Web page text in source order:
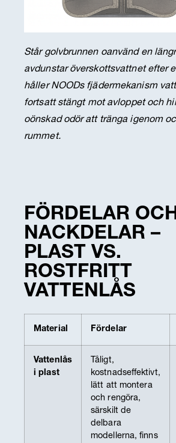
Står golvbrunnen oanvänd en
avdunstar överskottsvattnet efter
håller NOODs fjädermekanism
fortsatt stängt mot avloppet och
oönskad odör att tränga igenom
rummet.
FÖRDELAR
NACKDELAR –
PLAST VS.
ROSTFRITT
VATTENLÅS
Material Fördelar
Vattenlås
i plast
Tåligt,
kostnadseffektivt,
lätt att montera
och rengöra,
särskilt de
delbara
modellerna, finns